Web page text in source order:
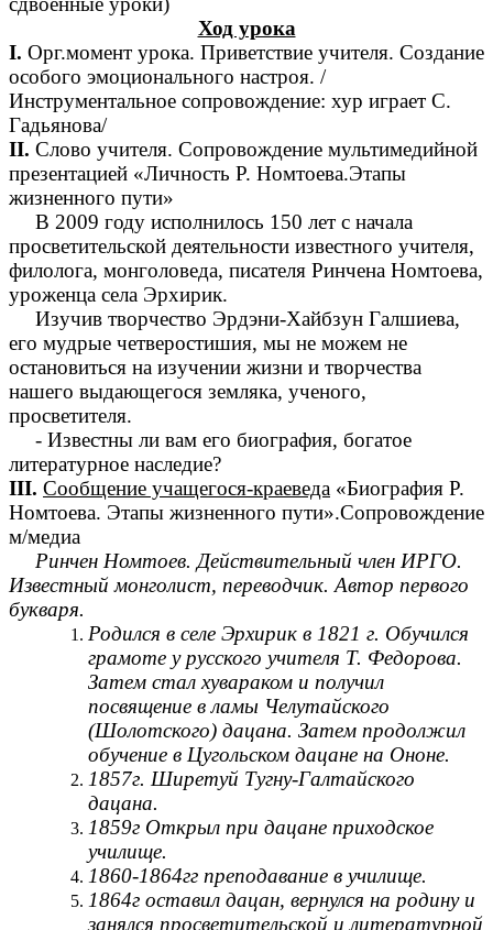
Ход урока
I. Орг.момент урока. Приветствие учителя. Создание
особого эмоционального настроя. /
Инструментальное сопровождение: хур играет С.
Гадьянова/
II. Слово учителя. Сопровождение мультимедийной
презентацией «Личность Р. Номтоева.Этапы
жизненного пути»
В 2009 году исполнилось 150 лет с начала
просветительской деятельности известного учителя,
филолога, монголоведа, писателя Ринчена Номтоева,
уроженца села Эрхирик.
Изучив творчество Эрдэни-Хайбзун Галшиева,
его мудрые четверостишия, мы не можем не
остановиться на изучении жизни и творчества
нашего выдающегося земляка, ученого,
просветителя.
- Известны ли вам его биография, богатое
литературное наследие?
III. Сообщение учащегося-краеведа «Биография Р.
Номтоева. Этапы жизненного пути».Сопровождение
м/медиа
Ринчен Номтоев. Действительный член ИРГО.
Известный монголист, переводчик. Автор первого
букваря.
Родился в селе Эрхирик в 1821 г. Обучился
грамоте у русского учителя Т. Федорова.
Затем стал хувараком и получил
посвящение в ламы Челутайского
(Шолотского) дацана. Затем продолжил
обучение в Цугольском дацане на Ононе.
1857г. Ширетуй Тугну-Галтайского
дацана.
1859г Открыл при дацане приходское
училище.
1860-1864гг преподавание в училище.
1864г оставил дацан, вернулся на родину и
занялся просветительской и литературной